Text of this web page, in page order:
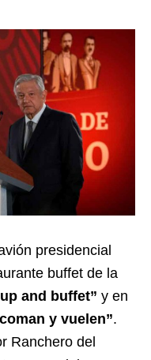
presidencial
buffet de la
and buffet” y en
y vuelen”.
Ranchero del